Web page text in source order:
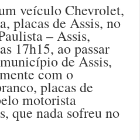
veículo Chevrolet,
placas de Assis, no
– Assis,
17h15, ao passar
de Assis,
com o
placas de
motorista
que nada sofreu no